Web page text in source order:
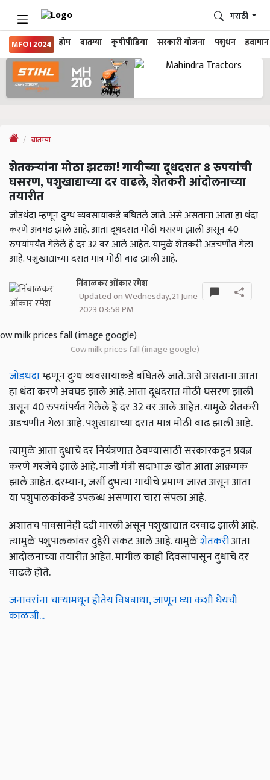
MFOI 2024 होम बातम्या कृषीपीडिया सरकारी योजना पशुधन हवामान
मराठी
बातम्या
शेतकऱ्यांना मोठा झटका! गायीच्या दूधदरात 8 रुपयांची
घसरण, पशुखाद्याच्या दर वाढले, शेतकरी आंदोलनाच्या
तयारीत
जोडधंदा म्हणून दुग्ध व्यवसायाकडे बघितले जाते. असे असताना आता हा धंदा
करणे अवघड झाले आहे. आता दूधदरात मोठी घसरण झाली असून 40
रुपयांपर्यंत गेलेले हे दर 32 वर आले आहेत. यामुळे शेतकरी अडचणीत गेला
आहे. पशुखाद्याच्या दरात मात्र मोठी वाढ झाली आहे.
निंबाळकर ओंकार रमेश
Updated on Wednesday, 21 June
2023 03:58 PM
Cow milk prices fall (image google)
जोडधंदाम्हणून दुग्ध व्यवसायाकडे बघितले जाते. असे असताना आता
हा धंदा करणे अवघड झाले आहे. आता दूधदरात मोठी घसरण झाली
असून 40 रुपयांपर्यंत गेलेले हे दर 32 वर आले आहेत. यामुळे शेतकरी
अडचणीत गेला आहे. पशुखाद्याच्या दरात मात्र मोठी वाढ झाली आहे.
त्यामुळे आता दुधाचे दर नियंत्रणात ठेवण्यासाठी सरकारकडून प्रयत्न
करणे गरजेचे झाले आहे. माजी मंत्री सदाभाऊ खोत आता आक्रमक
झाले आहेत. दरम्यान, जर्सी दुभत्या गायींचे प्रमाण जास्त असून आता
या पशुपालकांकडे उपलब्ध असणारा चारा संपला आहे.
अशातच पावसानेही दडी मारली असून पशुखाद्यात दरवाढ झाली आहे.
त्यामुळे पशुपालकांवर दुहेरी संकट आले आहे. यामुळेशेतकरीआता
आंदोलनाच्या तयारीत आहेत. मागील काही दिवसांपासून दुधाचे दर
वाढले होते.
जनावरांना चाऱ्यामधून होतेय विषबाधा, जाणून घ्या कशी घेयची
काळजी...